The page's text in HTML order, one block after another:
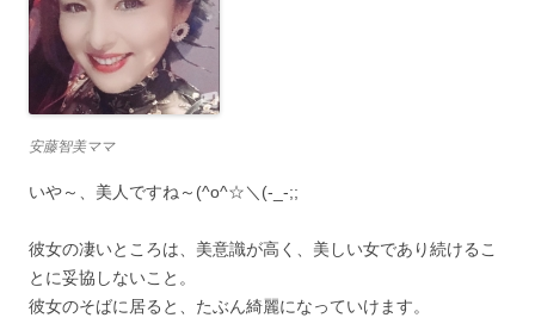
安藤智美ママ
いや～、美人ですね～(^o^☆＼(-_-;;
彼女の凄いところは、美意識が高く、美しい女であり続けるこ
とに妥協しないこと。
彼女のそばに居ると、たぶん綺麗になっていけます。